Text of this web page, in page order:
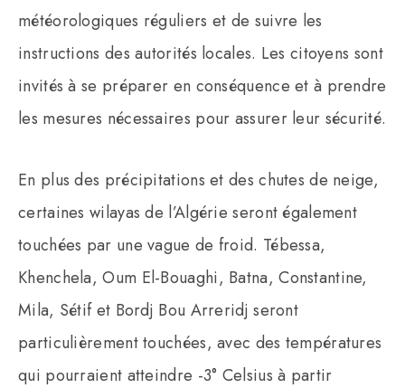
météorologiques réguliers et de suivre les
instructions des autorités locales. Les citoyens sont
invités à se préparer en conséquence et à prendre
les mesures nécessaires pour assurer leur sécurité.
En plus des précipitations et des chutes de neige,
certaines wilayas de l’Algérie seront également
touchées par une vague de froid. Tébessa,
Khenchela, Oum El-Bouaghi, Batna, Constantine,
Mila, Sétif et Bordj Bou Arreridj seront
particulièrement touchées, avec des températures
qui pourraient atteindre -3° Celsius à partir